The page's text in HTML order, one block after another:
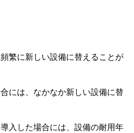
繁に新しい設備に替えることが
には、なかなか新しい設備に替
入した場合には、設備の耐用年